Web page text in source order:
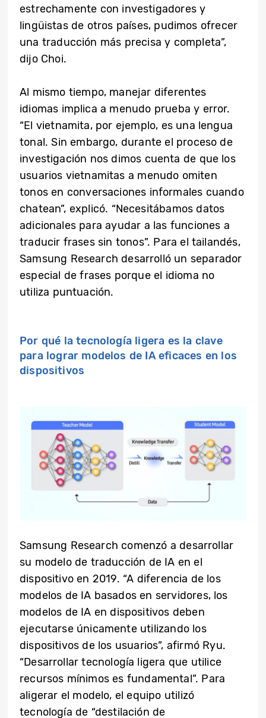
estrechamente con investigadores y
lingüistas de otros países, pudimos ofrecer
una traducción más precisa y completa”,
dijo Choi.
Al mismo tiempo, manejar diferentes
idiomas implica a menudo prueba y error.
“El vietnamita, por ejemplo, es una lengua
tonal. Sin embargo, durante el proceso de
investigación nos dimos cuenta de que los
usuarios vietnamitas a menudo omiten
tonos en conversaciones informales cuando
chatean”, explicó. “Necesitábamos datos
adicionales para ayudar a las funciones a
traducir frases sin tonos”. Para el tailandés,
Samsung Research desarrolló un separador
especial de frases porque el idioma no
utiliza puntuación.
Por qué la tecnología ligera es la clave
para lograr modelos de IA eficaces en los
dispositivos
Samsung Research comenzó a desarrollar
su modelo de traducción de IA en el
dispositivo en 2019. “A diferencia de los
modelos de IA basados en servidores, los
modelos de IA en dispositivos deben
ejecutarse únicamente utilizando los
dispositivos de los usuarios”, afirmó Ryu.
“Desarrollar tecnología ligera que utilice
recursos mínimos es fundamental”. Para
aligerar el modelo, el equipo utilizó
tecnología de “destilación de